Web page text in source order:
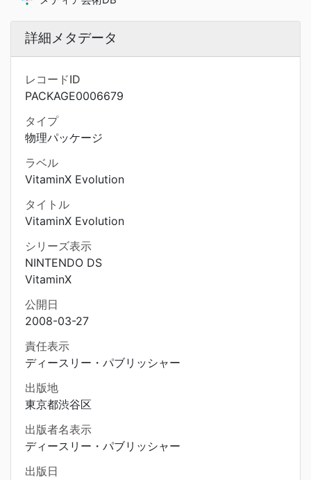
詳細メタデータ
レコードID
PACKAGE0006679
タイプ
物理パッケージ
ラベル
VitaminX Evolution
タイトル
VitaminX Evolution
シリーズ表示
NINTENDO DS
VitaminX
公開日
2008-03-27
責任表示
ディースリー・パブリッシャー
出版地
東京都渋谷区
出版者名表示
ディースリー・パブリッシャー
出版日